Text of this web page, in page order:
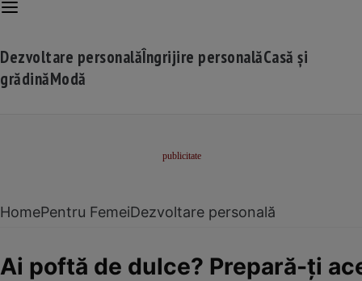
Dezvoltare personalăÎngrijire personalăCasă și
grădinăModă
HomePentru FemeiDezvoltare personală
Ai poftă de dulce? Prepară-ţi